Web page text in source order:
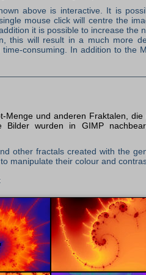
above is interactive. It is
mouse click will centre the
it is possible to increase
this will result in a much more
consuming. In addition to the
Menge und anderen Fraktalen,
Bilder wurden in GIMP
other fractals created with the
manipulate their colour and